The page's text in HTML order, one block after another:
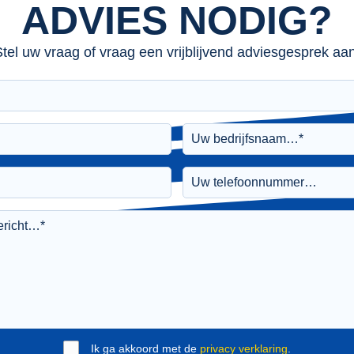
ADVIES NODIG?
uw vraag of vraag een vrijblijvend adviesgesprek
Ik ga akkoord met de privacy verklaring